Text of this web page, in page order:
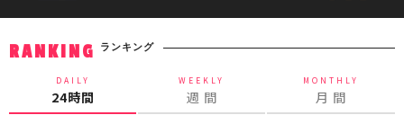
RANKING ランキング
DAILY
24時間
WEEKLY
週 間
MONTHLY
月 間